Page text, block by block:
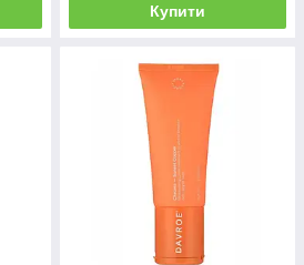
Купити